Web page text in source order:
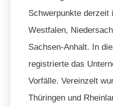
Schwerpunkte derzeit
Westfalen,
Sachsen-Anhalt. In
registrierte das
Vorfälle. Vereinzelt
Thüringen und